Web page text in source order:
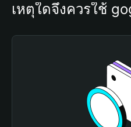
เหตุใดจึงควรใช้